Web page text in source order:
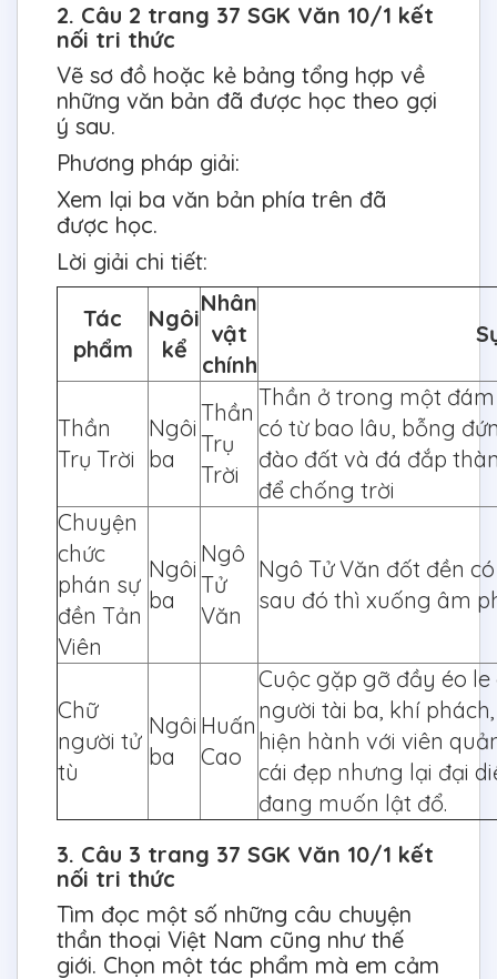
2. Câu 2 trang 37 SGK Văn 10/1 kết
nối tri thức
Vẽ sơ đồ hoặc kẻ bảng tổng hợp về
những văn bản đã được học theo gợi
ý sau.
Phương pháp giải:
Xem lại ba văn bản phía trên đã
được học.
Lời giải chi tiết:
Tác
phẩm
Ngôi
kể
Nhân
vật
chính
Thần
Trụ Trời
Ngôi
ba
Thần
Trụ
Trời
Thần ở trong một
có từ bao lâu, bỗng
đào đất và đá đắp
để chống trời
Chuyện
chức
phán sự
đền Tản
Viên
Ngôi
ba
Ngô
Tử
Văn
Ngô Tử Văn đốt đền
sau đó thì xuống âm
Chữ
người tử
tù
Ngôi
ba
Huấn
Cao
Cuộc gặp gỡ đầy éo
người tài ba, khí
hiện hành với viên
cái đẹp nhưng lại đại
đang muốn lật đổ.
3. Câu 3 trang 37 SGK Văn 10/1 kết
nối tri thức
Tìm đọc một số những câu chuyện
thần thoại Việt Nam cũng như thế
giới. Chọn một tác phẩm mà em cảm